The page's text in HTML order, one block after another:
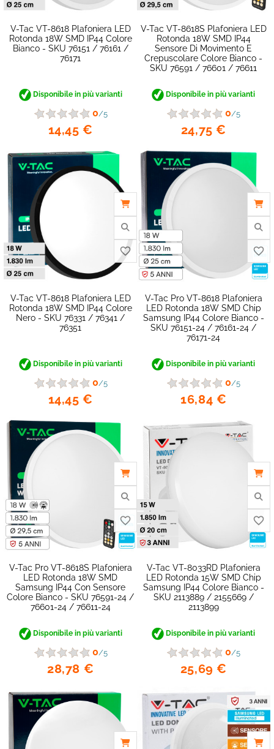
favorite_border
V-Tac VT-8618 Plafoniera LED
Rotonda 18W SMD IP44 Colore
Bianco - SKU 76151 / 76161 /
76171
Disponibile in più varianti
0/5
14,45 €
V-Tac VT-8618S Plafoniera LED
Rotonda 18W SMD IP44
Sensore Di Movimento E
Crepuscolare Colore Bianco -
SKU 76591 / 76601 / 76611
Disponibile in più varianti
0/5
24,75 €
V-Tac VT-8618 Plafoniera LED
Rotonda 18W SMD IP44 Colore
Nero - SKU 76331 / 76341 /
76351
Disponibile in più varianti
0/5
14,45 €
V-Tac Pro VT-8618 Plafoniera
LED Rotonda 18W SMD Chip
Samsung IP44 Colore Bianco -
SKU 76151-24 / 76161-24 /
76171-24
Disponibile in più varianti
0/5
16,84 €
V-Tac Pro VT-8618S Plafoniera
LED Rotonda 18W SMD
Samsung IP44 Con Sensore
Colore Bianco - SKU 76591-24 /
76601-24 / 76611-24
Disponibile in più varianti
0/5
28,78 €
V-Tac VT-8033RD Plafoniera
LED Rotonda 15W SMD Chip
Samsung IP44 Colore Bianco -
SKU 2113889 / 2155669 /
2113899
Disponibile in più varianti
0/5
25,69 €